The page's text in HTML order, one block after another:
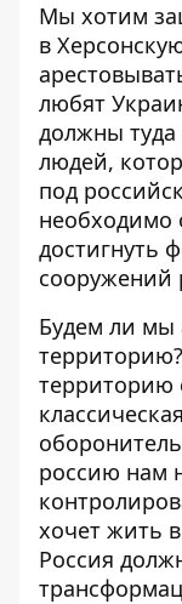
Мы хотим
в
любят
должны туда
людей,
под
необходимо
достигнуть
сооружений
Будем ли мы
территорию
россию нам
хочет жить
Россия